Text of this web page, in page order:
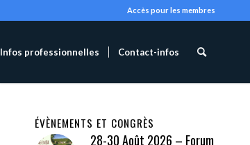
Accès pour les membres
Infos professionnelles Contact-infos
ÉVÈNEMENTS ET CONGRÈS
28-30 Août 2026 – Forum